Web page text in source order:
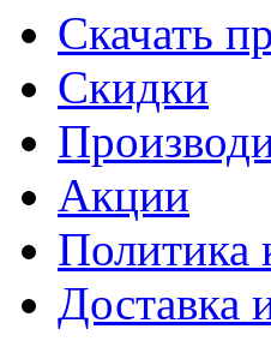
Cкачать
Скидки
Акции
Политика
Доставка